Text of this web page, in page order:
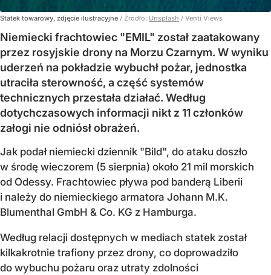
Statek towarowy, zdjęcie ilustracyjne / Źródło: Unsplash / Venti Views
Niemiecki frachtowiec "EMIL" został zaatakowany
przez rosyjskie drony na Morzu Czarnym. W wyniku
uderzeń na pokładzie wybuchł pożar, jednostka
utraciła sterowność, a część systemów
technicznych przestała działać. Według
dotychczasowych informacji nikt z 11 członków
załogi nie odniósł obrażeń.
Jak podał niemiecki dziennik "Bild", do ataku doszło
w środę wieczorem (5 sierpnia) około 21 mil morskich
od Odessy. Frachtowiec pływa pod banderą Liberii
i należy do niemieckiego armatora Johann M.K.
Blumenthal GmbH & Co. KG z Hamburga.
Według relacji dostępnych w mediach statek został
kilkakrotnie trafiony przez drony, co doprowadziło
do wybuchu pożaru oraz utraty zdolności